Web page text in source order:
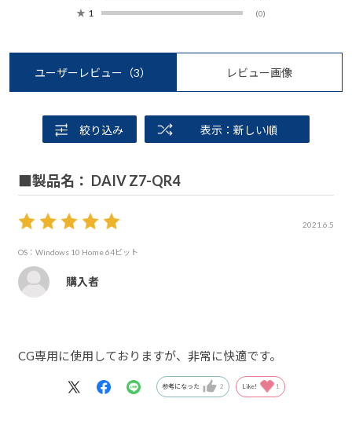
★ 1 (0)
ユーザーレビュー （3） レビュー画像
絞り込み 表示：新しい順
■製品名： DAIV Z7-QR4
2021.6.5
OS：Windows 10 Home 64ビット
購入者
CG専用に使用しておりますが、非常に快適です。
参考になった 2 Like! 1